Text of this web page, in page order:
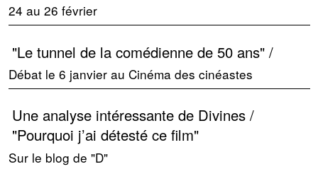
24 au 26 février
"Le tunnel de la comédienne de 50 ans" /
Débat le 6 janvier au Cinéma des cinéastes
Une analyse intéressante de Divines /
"Pourquoi j’ai détesté ce film"
Sur le blog de "D"